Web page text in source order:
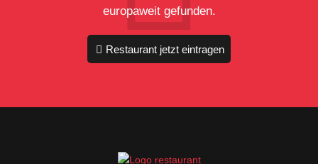
europaweit gefunden.
Restaurant jetzt eintragen